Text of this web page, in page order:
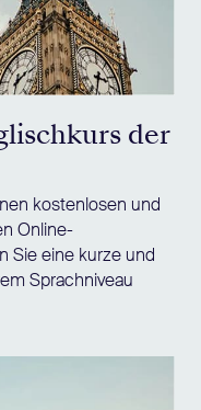
der
kostenlosen und
Online-
Sie eine kurze und
Sprachniveau